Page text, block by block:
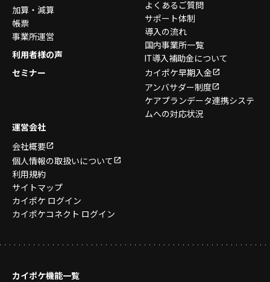
加算・減算
帳票
事業所運営
利用者様の声
セミナー
よくあるご質問
サポート体制
導入の流れ
国内事業所一覧
IT導入補助金について
カイポケ早期入金
アンバサダー制度
ケアプランデータ連携システ
ムへの対応状況
運営会社
会社概要
個人情報の取扱いについて
利用規約
サイトマップ
カイポケ ログイン
カイポケコネクト ログイン
カイポケ機能一覧